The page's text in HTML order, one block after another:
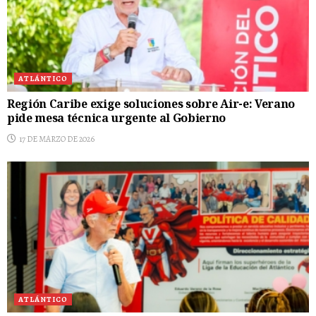
ATLÁNTICO
Región Caribe exige soluciones sobre Air-e: Verano
pide mesa técnica urgente al Gobierno
17 DE MARZO DE 2026
ATLÁNTICO